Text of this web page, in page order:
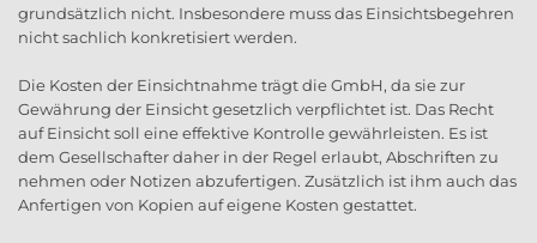
grundsätzlich nicht. Insbesondere muss das Einsichtsbegehren
nicht sachlich konkretisiert werden.
Die Kosten der Einsichtnahme trägt die GmbH, da sie zur
Gewährung der Einsicht gesetzlich verpflichtet ist. Das Recht
auf Einsicht soll eine effektive Kontrolle gewährleisten. Es ist
dem Gesellschafter daher in der Regel erlaubt, Abschriften zu
nehmen oder Notizen abzufertigen. Zusätzlich ist ihm auch das
Anfertigen von Kopien auf eigene Kosten gestattet.